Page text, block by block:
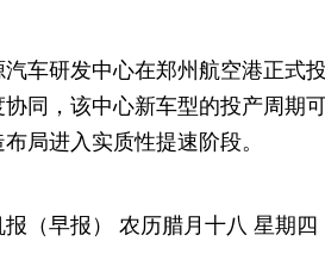
车研发中心在郑州航空港正式
同，该中心新车型的投产周期
局进入实质性提速阶段。
（早报） 农历腊月十八 星期四